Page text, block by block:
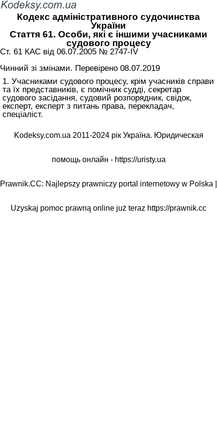
Кодекс адміністративного судочинства
України
Стаття 61. Особи, які є іншими учасниками
судового процесу
Ст. 61 КАС від 06.07.2005 № 2747-IV
Чинний зі змінами. Перевірено 08.07.2019
1. Учасниками судового процесу, крім учасників справи
та їх представників, є помічник судді, секретар
судового засідання, судовий розпорядник, свідок,
експерт, експерт з питань права, перекладач,
спеціаліст.
Kodeksy.com.ua 2011-2024 рік Україна. Юридическая
помощь онлайн - https://uristy.ua
Prawnik.CC: Najlepszy prawniczy portal internetowy w Polska |
Uzyskaj pomoc prawną online już teraz https://prawnik.cc